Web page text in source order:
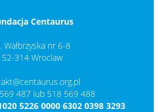
Centaurus
Wałbrzyska nr 6-8
52-314 Wroclaw
487 lub 518 569 488
5226 0000 6302 0398 3293